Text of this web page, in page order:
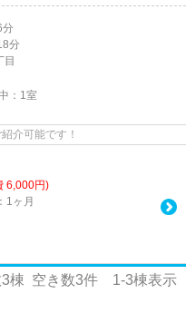
分
分
目
： 1室
介可能です！
6,000円)
1ヶ月
3棟 空き数3件 1-3棟表示